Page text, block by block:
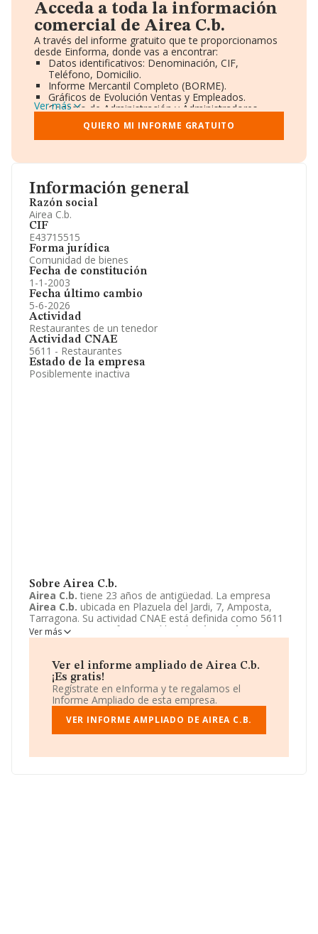
Información general
Razón social
Airea C.b.
CIF
E43715515
Forma jurídica
Comunidad de bienes
Fecha de constitución
1-1-2003
Fecha último cambio
5-6-2026
Actividad
Restaurantes de un tenedor
Actividad CNAE
5611 - Restaurantes
Estado de la empresa
Posiblemente inactiva
Sobre Airea C.b.
Airea C.b. tiene 23 años de antigüedad. La empresa
Airea C.b. ubicada en Plazuela del Jardi, 7, Amposta,
Tarragona. Su actividad CNAE está definida como 5611
- Restaurantes. La forma jurídica de
Airea C.b.
Comunidad de bienes.
Ver más
Ver el informe ampliado de Airea C.b.
¡Es gratis!
Regístrate en eInforma y te regalamos el
Informe Ampliado de esta empresa.
VER INFORME AMPLIADO DE AIREA C.B.
Acceda a toda la información
comercial de Airea C.b.
A través del informe gratuito que te proporcionamos
desde Einforma, donde vas a encontrar:
Datos identificativos: Denominación, CIF,
Teléfono, Domicilio.
Informe Mercantil Completo (BORME).
Gráficos de Evolución Ventas y Empleados.
Consejo de Administración y Administradores.
Directivos y Ejecutivos.
Accionistas.
Participaciones y Vinculaciones en otras empresas.
Información oficial y registral complementaria.
Ver más
QUIERO MI INFORME GRATUITO